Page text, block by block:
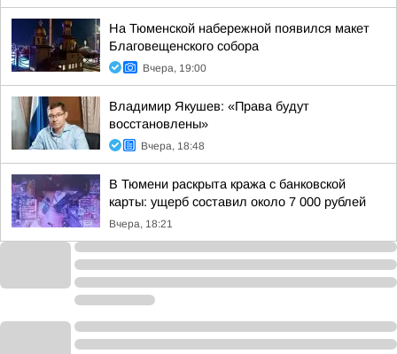
На Тюменской набережной появился макет
Благовещенского собора
Вчера, 19:00
Владимир Якушев: «Права будут
восстановлены»
Вчера, 18:48
В Тюмени раскрыта кража с банковской
карты: ущерб составил около 7 000 рублей
Вчера, 18:21